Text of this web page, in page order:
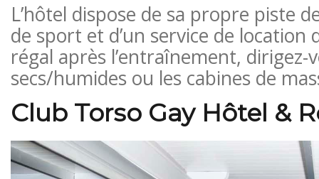
L’hôtel dispose de sa propre piste
de sport et d’un service de location
régal après l’entraînement, dirigez-
secs/humides ou les cabines de
Club Torso Gay Hôtel &